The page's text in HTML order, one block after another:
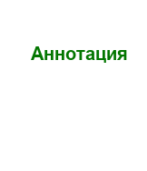
Аннотация